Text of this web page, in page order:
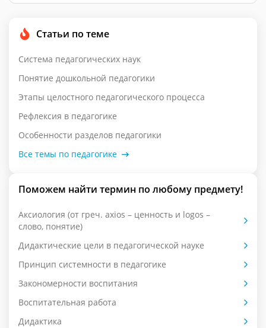
Статьи по теме
Система педагогических наук
Понятие дошкольной педагогики
Этапы целостного педагогического процесса
Рефлексия в педагогике
Особенности разделов педагогики
Все темы по педагогике
Поможем найти термин по любому предмету!
Аксиология (от греч. axios – ценность и logos –
слово, понятие)
Дидактические цели в педагогической науке
Принцип системности в педагогике
Закономерности воспитания
Воспитательная работа
Дидактика